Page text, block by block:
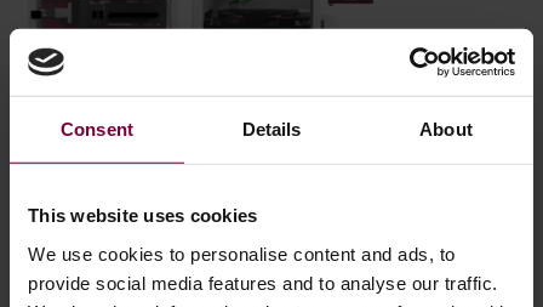
Consent Details About
This website uses cookies
We use cookies to personalise content and ads, to
provide social media features and to analyse our traffic.
tecnologia dietro la moderna riparazione
dei cerchi